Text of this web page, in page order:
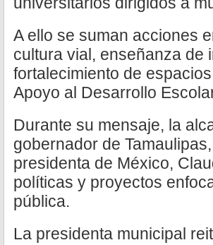
A ello se suman acciones
cultura vial, enseñanza de
fortalecimiento de
Apoyo al Desarrollo
Durante su mensaje, la
gobernador de
presidenta de México,
políticas y proyectos
pública.
La presidenta municipal